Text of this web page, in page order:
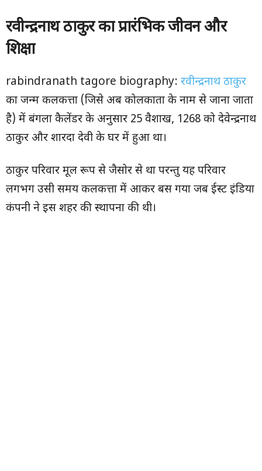
रवीन्द्रनाथ ठाकुर का प्रारंभिक जीवन और
शिक्षा
rabindranath tagore biography: रवीन्द्रनाथ ठाकुर
का जन्म कलकत्ता (जिसे अब कोलकाता के नाम से जाना जाता
है) में बंगला कैलेंडर के अनुसार 25 वैशाख, 1268 को देवेन्द्रनाथ
ठाकुर और शारदा देवी के घर में हुआ था।
ठाकुर परिवार मूल रूप से जैसोर से था परन्तु यह परिवार
लगभग उसी समय कलकत्ता में आकर बस गया जब ईस्ट इंडिया
कंपनी ने इस शहर की स्थापना की थी।